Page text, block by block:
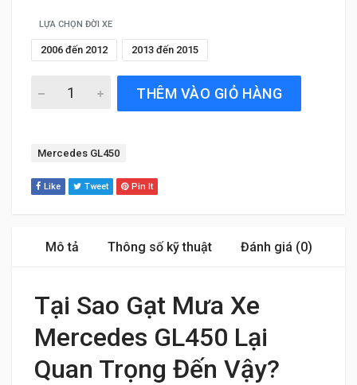
LỰA CHỌN ĐỜI XE
2006 đến 2012 2013 đến 2015
Gạt Mưa Xe Mercedes GL450 (2006 đến 2012) Silicone
THÊM VÀO GIỎ HÀNG
Tag:
Mercedes GL450
Like Tweet Pin It
Mô tả Thông số kỹ thuật Đánh giá (0)
Tại Sao Gạt Mưa Xe
Mercedes GL450 Lại
Quan Trọng Đến Vậy?